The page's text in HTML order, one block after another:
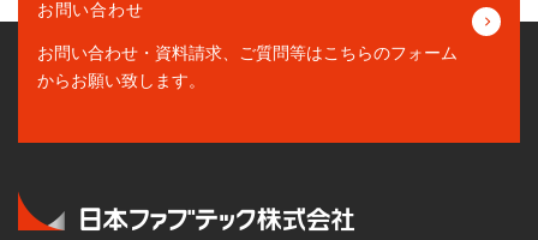
お問い合わせ
お問い合わせ・資料請求、ご質問等はこちらのフォーム
からお願い致します。